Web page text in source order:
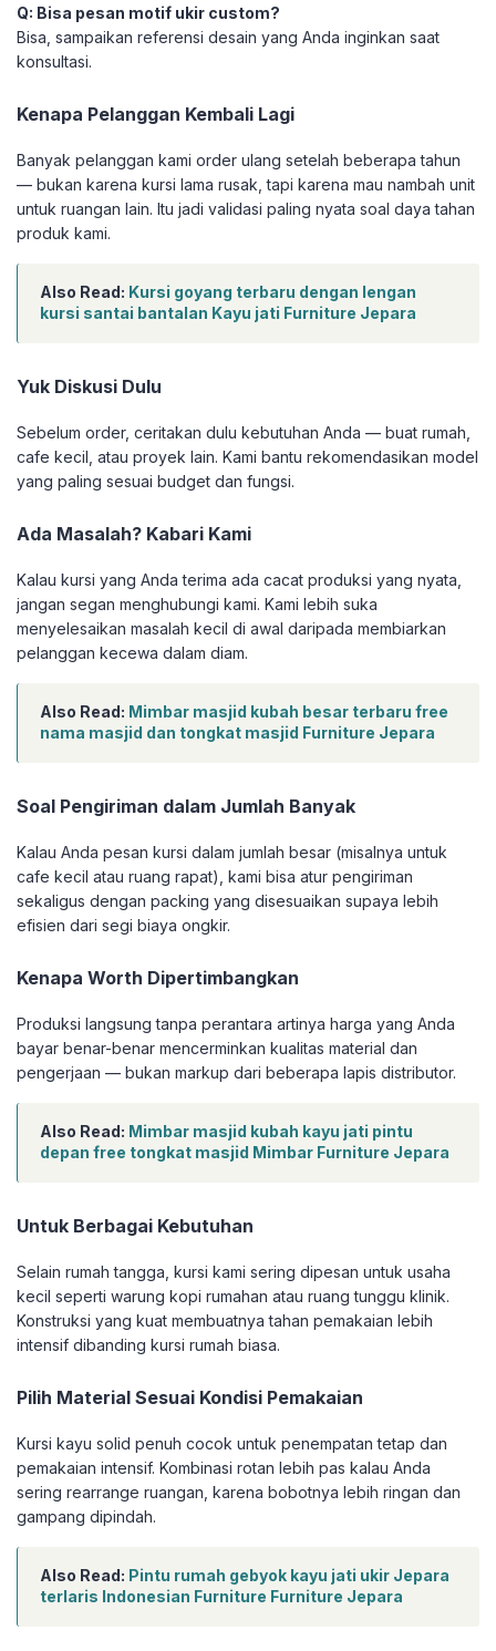
Q: Bisa pesan motif ukir custom?
Bisa, sampaikan referensi desain yang Anda inginkan saat
konsultasi.
Kenapa Pelanggan Kembali Lagi
Banyak pelanggan kami order ulang setelah beberapa tahun
— bukan karena kursi lama rusak, tapi karena mau nambah unit
untuk ruangan lain. Itu jadi validasi paling nyata soal daya tahan
produk kami.
Also Read: Kursi goyang terbaru dengan lengan
kursi santai bantalan Kayu jati Furniture Jepara
Yuk Diskusi Dulu
Sebelum order, ceritakan dulu kebutuhan Anda — buat rumah,
cafe kecil, atau proyek lain. Kami bantu rekomendasikan model
yang paling sesuai budget dan fungsi.
Ada Masalah? Kabari Kami
Kalau kursi yang Anda terima ada cacat produksi yang nyata,
jangan segan menghubungi kami. Kami lebih suka
menyelesaikan masalah kecil di awal daripada membiarkan
pelanggan kecewa dalam diam.
Also Read: Mimbar masjid kubah besar terbaru free
nama masjid dan tongkat masjid Furniture Jepara
Soal Pengiriman dalam Jumlah Banyak
Kalau Anda pesan kursi dalam jumlah besar (misalnya untuk
cafe kecil atau ruang rapat), kami bisa atur pengiriman
sekaligus dengan packing yang disesuaikan supaya lebih
efisien dari segi biaya ongkir.
Kenapa Worth Dipertimbangkan
Produksi langsung tanpa perantara artinya harga yang Anda
bayar benar-benar mencerminkan kualitas material dan
pengerjaan — bukan markup dari beberapa lapis distributor.
Also Read: Mimbar masjid kubah kayu jati pintu
depan free tongkat masjid Mimbar Furniture Jepara
Untuk Berbagai Kebutuhan
Selain rumah tangga, kursi kami sering dipesan untuk usaha
kecil seperti warung kopi rumahan atau ruang tunggu klinik.
Konstruksi yang kuat membuatnya tahan pemakaian lebih
intensif dibanding kursi rumah biasa.
Pilih Material Sesuai Kondisi Pemakaian
Kursi kayu solid penuh cocok untuk penempatan tetap dan
pemakaian intensif. Kombinasi rotan lebih pas kalau Anda
sering rearrange ruangan, karena bobotnya lebih ringan dan
gampang dipindah.
Also Read: Pintu rumah gebyok kayu jati ukir Jepara
terlaris Indonesian Furniture Furniture Jepara